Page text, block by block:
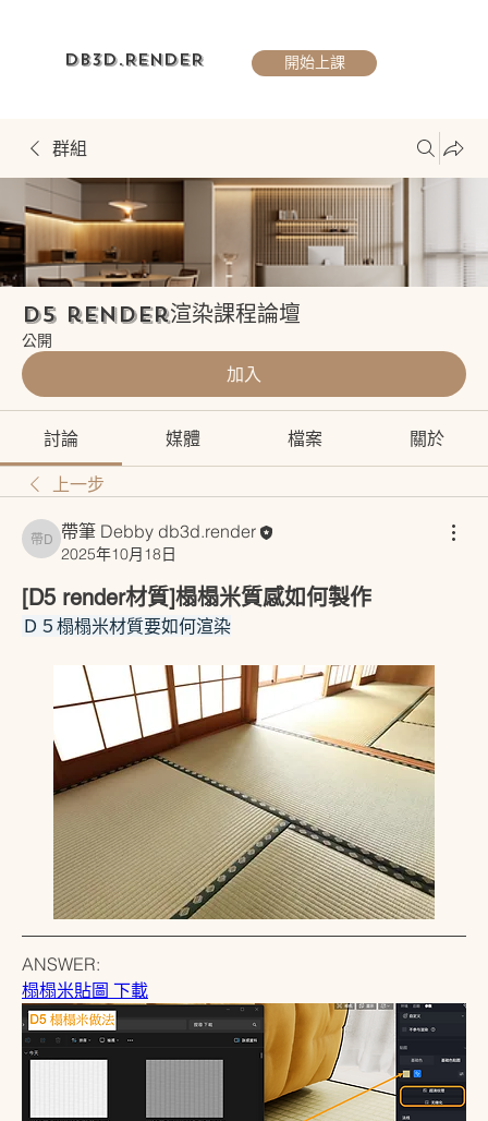
DB3D.RENDER 開始上課
群組
D5 render渲染課程論壇
公開
加入
討論 媒體 檔案 關於
上一步
帶筆 Debby db3d.render
帶筆 Debby db3d.render
2025年10月18日
[D5 render材質]榻榻米質感如何製作
Ｄ５榻榻米材質要如何渲染
ANSWER:
榻榻米貼圖 下載